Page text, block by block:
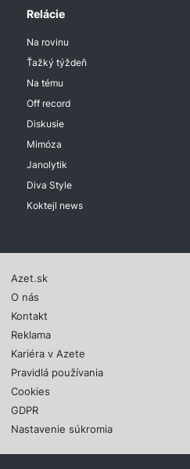
Relácie
Na rovinu
Ťažký týždeň
Na tému
Off record
Diskusie
Mimóza
Janolytik
Diva Style
Koktejl news
Azet.sk
O nás
Kontakt
Reklama
Kariéra v Azete
Pravidlá používania
Cookies
GDPR
Nastavenie súkromia